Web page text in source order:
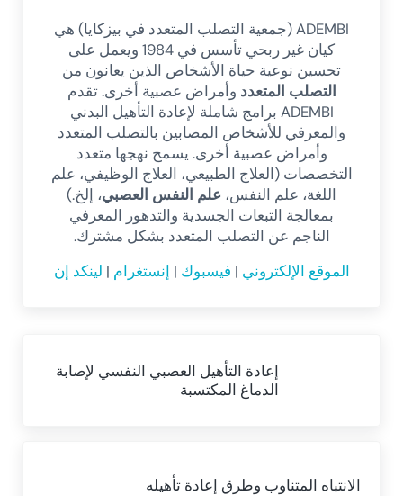
ADEMBI (جمعية التصلب المتعدد في بيزكايا) هي
كيان غير ربحي تأسس في 1984 ويعمل على
تحسين نوعية حياة الأشخاص الذين يعانون من
التصلب المتعدد وأمراض عصبية أخرى. تقدم
ADEMBI برامج شاملة لإعادة التأهيل البدني
والمعرفي للأشخاص المصابين بالتصلب المتعدد
وأمراض عصبية أخرى. يسمح نهجها متعدد
التخصصات (العلاج الطبيعي، العلاج الوظيفي، علم
اللغة، علم النفس، علم النفس العصبي، إلخ.)
بمعالجة التبعات الجسدية والتدهور المعرفي
الناجم عن التصلب المتعدد بشكل مشترك.
الموقع الإلكتروني | فيسبوك | إنستغرام | لينكد إن
إعادة التأهيل العصبي النفسي لإصابة
الدماغ المكتسبة
الانتباه المتناوب وطرق إعادة تأهيله